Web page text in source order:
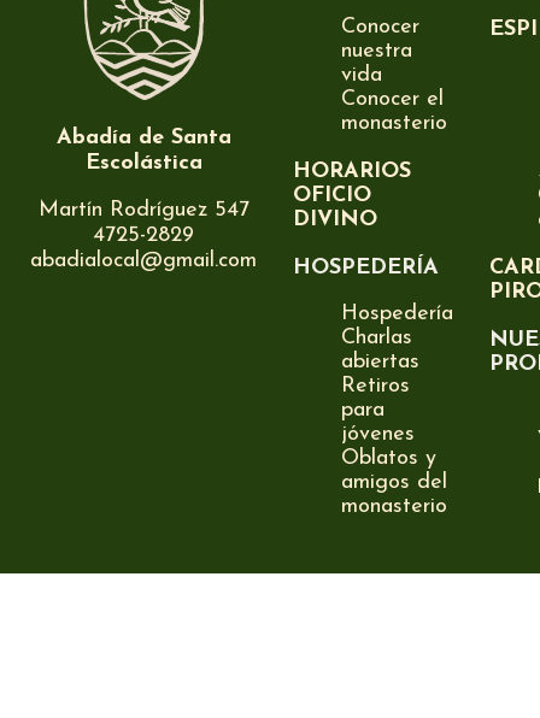
Abadía de Santa
Escolástica
Martín Rodríguez 547
4725-2829
abadialocal@gmail.com
Conocer
nuestra
vida
Conocer el
monasterio
HORARIOS
OFICIO
DIVINO
HOSPEDERÍA
Hospedería
Charlas
abiertas
Retiros
para
jóvenes
Oblatos y
amigos del
monasterio